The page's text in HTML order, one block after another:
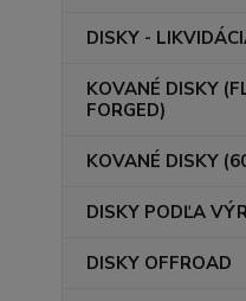
DISKY -
KOVANÉ DISKY
FORGED)
KOVANÉ DISKY
DISKY PODĽA
DISKY OFFROAD